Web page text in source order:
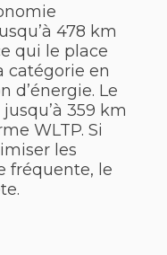
478 km
qui le place
catégorie en
d’énergie. Le
359 km
WLTP. Si
les
fréquente, le